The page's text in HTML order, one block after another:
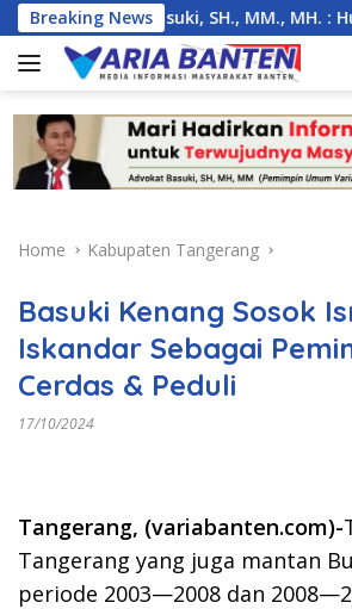
Skip
to
content
Breaking News
Basuki, SH., MM., MH. : Hukum
Home Kabupaten Tangerang
Basuki Kenang Sosok
Iskandar Sebagai
Cerdas & Peduli
17/10/2024
Tangerang, (variabanten.com)-
Tangerang yang juga mantan
periode 2003—2008 dan